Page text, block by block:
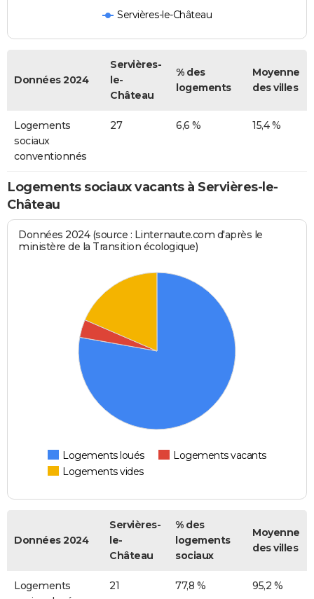
Servières-le-Château
Données 2024
Servières-
le-
Château
% des
logements
Moyenne
des villes
Logements
sociaux
conventionnés
27 6,6 % 15,4 %
Logements sociaux vacants à Servières-le-
Château
Données 2024 (source : Linternaute.com d'après le
ministère de la Transition écologique)
Logements loués
Logements vacants
Logements vides
Données 2024
Servières-
le-
Château
% des
logements
sociaux
Moyenne
des villes
Logements
21 77,8 % 95,2 %